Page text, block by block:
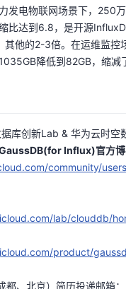
发电物联网场景下，250
比达到6.8，是开源
其他的2-3倍。在运维监控
降低到82GB，缩减
库创新Lab & 华为云时空
Influx)官方
community/
lab/clouddb/
product/
、北京）简历投递邮箱：